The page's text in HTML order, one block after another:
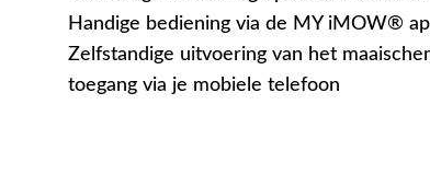
Handige bediening via de MY iMOW®
Zelfstandige uitvoering van het
toegang via je mobiele telefoon